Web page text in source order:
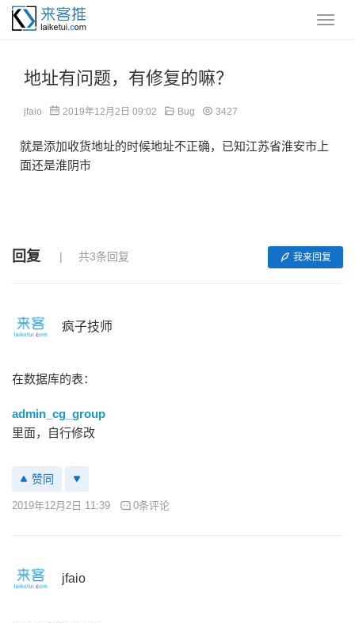
地址有问题，有修复的嘛？
jfaio 2019年12月2日 09:02 Bug 3427
就是添加收货地址的时候地址不正确，已知江苏省淮安市上
面还是淮阴市
回复 共3条回复 我来回复
疯子技师
在数据库的表：
admin_cg_group
里面，自行修改
赞同
2019年12月2日 11:39 0条评论
jfaio